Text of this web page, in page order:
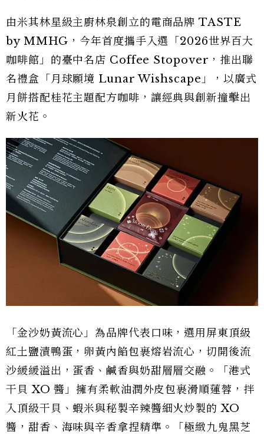
由米其林星級主廚林泉創立的電商品牌 TASTE
by MMHG，今年首度攜手入選「2026世界百大
咖啡館」的臺中名店 Coffee Stopover，推出聯
名禮盒「月球願境 Lunar Wishscape」，以廣式
月餅搭配桂花主題配方咖啡，讓經典與創新撞擊出
新火花。
「金沙奶黃流心」為品牌代表口味，選用屏東頂級
紅土鹽漬鴨蛋，卵黃內餡包裹熔岩流心，切開後流
沙緩緩溢出，蛋香、鹹香與奶甜層層交融。「港式
干貝 XO 醬」擁有柔軟油潤外皮包裹滑順蓮蓉，拌
入頂級干貝、蝦米與秘製辛辣醬細火炒製的 XO
醬，甜香、海味與辛香拿捏精準。「極緻九鬼黑芝